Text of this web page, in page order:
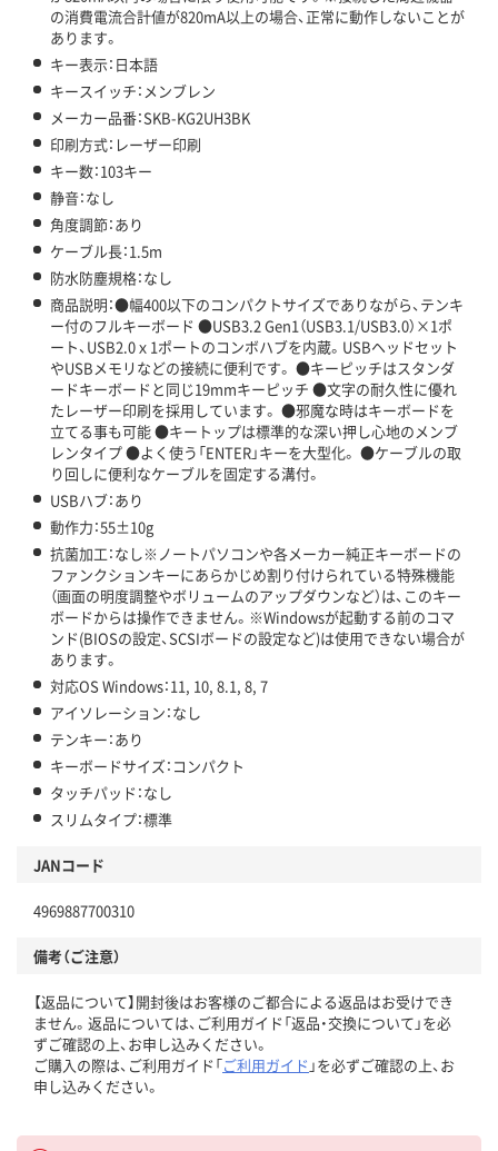
の消費電流合計値が820mA以上の場合、正常に動作しないことが
あります。
キー表示：日本語
キースイッチ：メンブレン
メーカー品番：SKB-KG2UH3BK
印刷方式：レーザー印刷
キー数：103キー
静音：なし
角度調節：あり
ケーブル長：1.5m
防水防塵規格：なし
商品説明：●幅400以下のコンパクトサイズでありながら、テンキ
ー付のフルキーボード ●USB3.2 Gen1（USB3.1/USB3.0）×1ポ
ート、USB2.0ｘ1ポートのコンボハブを内蔵。USBヘッドセット
やUSBメモリなどの接続に便利です。 ●キーピッチはスタンダ
ードキーボードと同じ19mmキーピッチ ●文字の耐久性に優れ
たレーザー印刷を採用しています。 ●邪魔な時はキーボードを
立てる事も可能 ●キートップは標準的な深い押し心地のメンブ
レンタイプ ●よく使う「ENTER」キーを大型化。 ●ケーブルの取
り回しに便利なケーブルを固定する溝付。
USBハブ：あり
動作力：55±10g
抗菌加工：なし※ノートパソコンや各メーカー純正キーボードの
ファンクションキーにあらかじめ割り付けられている特殊機能
（画面の明度調整やボリュームのアップダウンなど）は、このキー
ボードからは操作できません。※Windowsが起動する前のコマ
ンド(BIOSの設定、SCSIボードの設定など)は使用できない場合が
あります。
対応OS Windows：11, 10, 8.1, 8, 7
アイソレーション：なし
テンキー：あり
キーボードサイズ：コンパクト
タッチパッド：なし
スリムタイプ：標準
JANコード
4969887700310
備考（ご注意）
【返品について】開封後はお客様のご都合による返品はお受けでき
ません。返品については、ご利用ガイド「返品・交換について」を必
ずご確認の上、お申し込みください。
ご購入の際は、ご利用ガイド「ご利用ガイド 」を必ずご確認の上、お
申し込みください。